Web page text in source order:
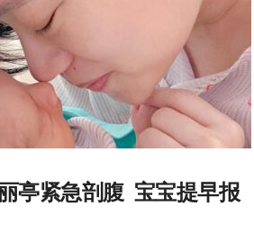
亭紧急剖腹  宝宝提早报